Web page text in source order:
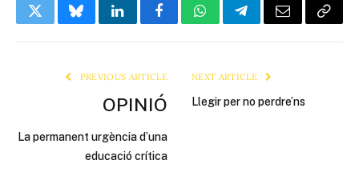
TwitterBlueskyLinkedInFacebookWhatsAppTelegramEmail Copy
PREVIOUS ARTICLE
OPINIÓ
La permanent urgència d’una
educació crítica
NEXT ARTICLE
Llegir per no perdre’ns